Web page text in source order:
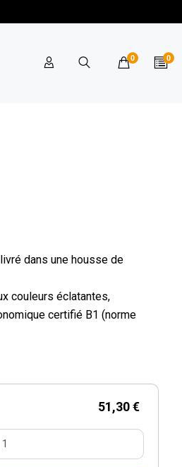
0 0
dans une housse de
couleurs éclatantes,
certifié B1 (norme
51,30 €